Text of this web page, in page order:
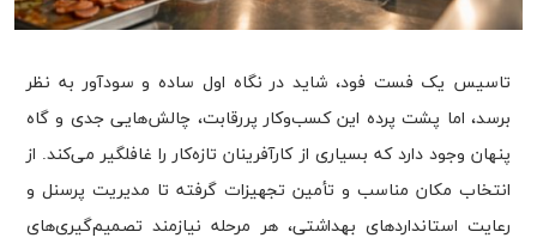
تاسیس یک فست فود، شاید در نگاه اول ساده و سودآور به نظر
برسد، اما پشت پرده این کسب‌وکار پررقابت، چالش‌هایی جدی و گاه
پنهان وجود دارد که بسیاری از کارآفرینان تازه‌کار را غافلگیر می‌کند. از
انتخاب مکان مناسب و تأمین تجهیزات گرفته تا مدیریت پرسنل و
رعایت استانداردهای بهداشتی، هر مرحله نیازمند تصمیم‌گیری‌های